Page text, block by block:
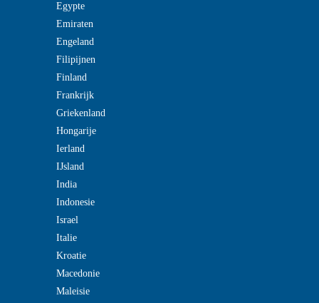
Egypte
Emiraten
Engeland
Filipijnen
Finland
Frankrijk
Griekenland
Hongarije
Ierland
IJsland
India
Indonesie
Israel
Italie
Kroatie
Macedonie
Maleisie